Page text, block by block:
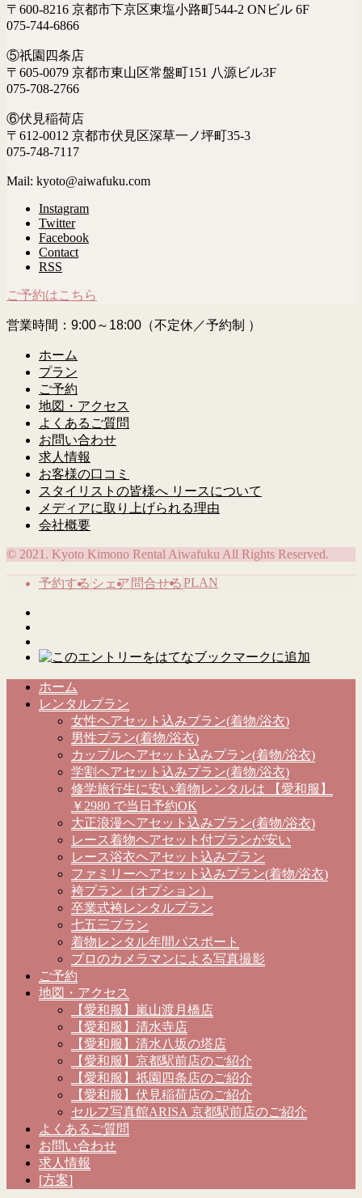
〒600-8216 京都市下京区東塩小路町544-2 ONビル 6F
075-744-6866
⑤祇園四条店
〒605-0079 京都市東山区常盤町151 八源ビル3F
075-708-2766
⑥伏見稲荷店
〒612-0012 京都市伏見区深草一ノ坪町35-3
075-748-7117
Mail: kyoto@aiwafuku.com
Instagram
Twitter
Facebook
Contact
RSS
ご予約はこちら
営業時間：9:00～18:00（不定休／予約制 ）
ホーム
プラン
ご予約
地図・アクセス
よくあるご質問
お問い合わせ
求人情報
お客様の口コミ
スタイリストの皆様へ リースについて
メディアに取り上げられる理由
会社概要
© 2021. Kyoto Kimono Rental Aiwafuku All Rights Reserved.
予約する シェア 問合せるPLAN
ホーム
レンタルプラン
女性ヘアセット込みプラン(着物/浴衣)
男性プラン(着物/浴衣)
カップルヘアセット込みプラン(着物/浴衣)
学割ヘアセット込みプラン(着物/浴衣)
修学旅行生に安い着物レンタルは 【愛和服】
￥2980 で当日予約OK
大正浪漫ヘアセット込みプラン(着物/浴衣)
レース着物ヘアセット付プランが安い
レース浴衣ヘアセット込みプラン
ファミリーヘアセット込みプラン(着物/浴衣)
袴プラン（オプション）
卒業式袴レンタルプラン
七五三プラン
着物レンタル年間パスポート
プロのカメラマンによる写真撮影
ご予約
地図・アクセス
【愛和服】嵐山渡月橋店
【愛和服】清水寺店
【愛和服】清水八坂の塔店
【愛和服】京都駅前店のご紹介
【愛和服】祇園四条店のご紹介
【愛和服】伏見稲荷店のご紹介
セルフ写真館ARISA 京都駅前店のご紹介
よくあるご質問
お問い合わせ
求人情報
[方案]